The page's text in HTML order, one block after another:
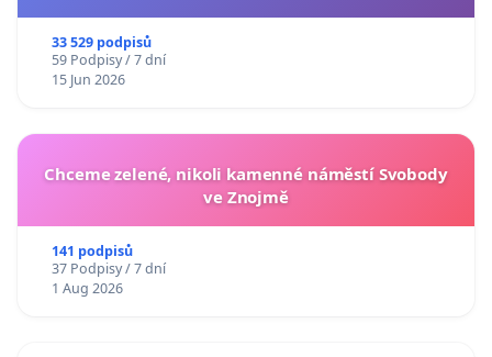
33 529 podpisů
59 Podpisy / 7 dní
15 Jun 2026
Chceme zelené, nikoli kamenné náměstí Svobody
ve Znojmě
141 podpisů
37 Podpisy / 7 dní
1 Aug 2026